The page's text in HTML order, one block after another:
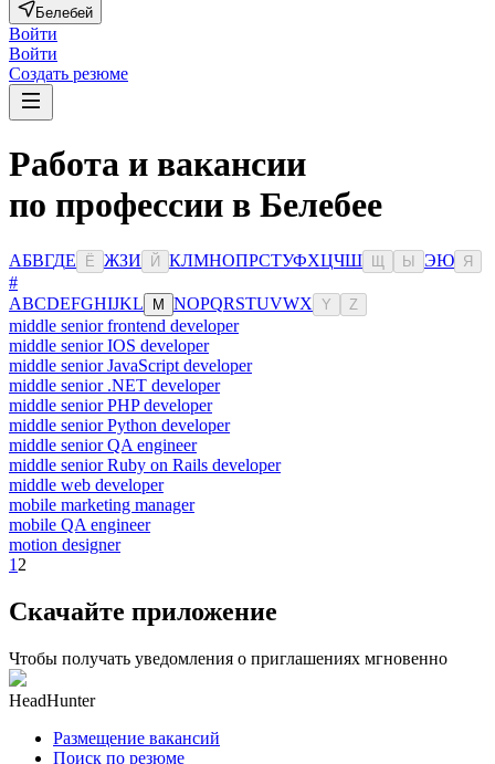
Белебей
Войти
Войти
Создать резюме
Работа и вакансии
по профессии в Белебее
АБВГДЕ Ё ЖЗИ Й КЛМНОПРСТУФХЦЧШ Ы ЭЮ Я
#
ABCDEFGHIJKL M NOPQRSTUVWX Y Z
middle senior frontend developer
middle senior IOS developer
middle senior JavaScript developer
middle senior .NET developer
middle senior PHP developer
middle senior Python developer
middle senior QA engineer
middle senior Ruby on Rails developer
middle web developer
mobile marketing manager
mobile QA engineer
motion designer
1 2
Скачайте приложение
Чтобы получать уведомления о приглашениях мгновенно
HeadHunter
Размещение вакансий
Поиск по резюме